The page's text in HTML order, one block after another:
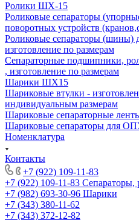
Ролики ШХ-15
Роликовые сепараторы
поворотных устройств
Роликовые сепараторы (шины)
изготовление по размерам
Сепараторные подшипники,
, изготовление по размерам
Шарики ШХ15
Шариковые втулки -
индивидуальным размерам
Шариковые сепараторные
Шариковые сепараторы для
Номенклатура
Контакты
+7 (922) 109-11-83
+7 (922) 109-11-83 Сепараторы,
+7 (982) 693-30-96 Шарики
+7 (343) 380-11-62
+7 (343) 372-12-82